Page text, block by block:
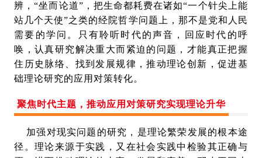
辨，“坐而论道”，把生命都耗费在诸如“一个针尖上能
站几个天使”之类的经院哲学问题上，那不是党和人民
需要的学问。只有聆听时代的声音，回应时代的呼
唤，认真研究解决重大而紧迫的问题，才能真正把握
住历史脉络、找到发展规律，推动理论创新，促进基
础理论研究的应用对策转化。
聚焦时代主题，推动应用对策研究实现理论升华
加强对现实问题的研究，是理论繁荣发展的根本途
径。理论来源于实践，又在社会实践中检验其正确与